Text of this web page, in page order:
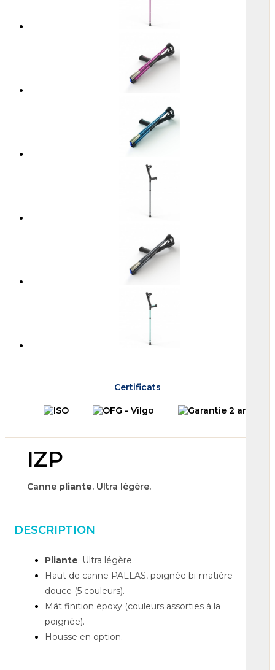
Certificats
IZP
Canne pliante. Ultra légère.
DESCRIPTION
Pliante. Ultra légère.
Haut de canne PALLAS, poignée bi-matière
douce (5 couleurs).
Mât finition époxy (couleurs assorties à la
poignée).
Housse en option.